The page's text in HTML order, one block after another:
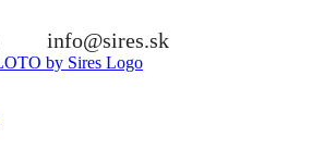
info@sires.sk